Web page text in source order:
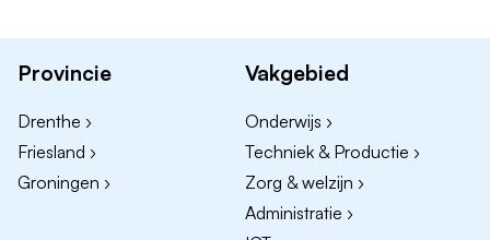
Provincie
Drenthe ›
Friesland ›
Groningen ›
Vakgebied
Onderwijs ›
Techniek & Productie ›
Zorg & welzijn ›
Administratie ›